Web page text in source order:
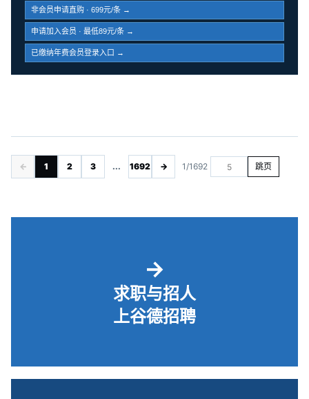
非会员申请直购 · 699元/条 →
申请加入会员 · 最低89元/条 →
已缴纳年费会员登录入口 →
← 1 2 3 ... 1692 → 1/1692 跳页
→
求职与招人
上谷德招聘